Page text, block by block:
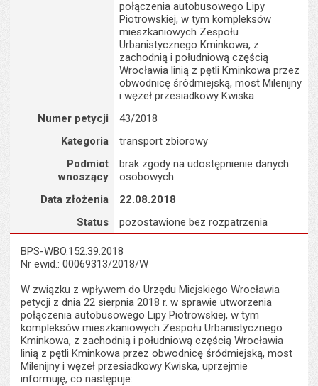
połączenia autobusowego Lipy
Piotrowskiej, w tym kompleksów
mieszkaniowych Zespołu
Urbanistycznego Kminkowa, z
zachodnią i południową częścią
Wrocławia linią z pętli Kminkowa przez
obwodnicę śródmiejską, most Milenijny
i węzeł przesiadkowy Kwiska
Numer petycji
43/2018
Kategoria
transport zbiorowy
Podmiot
wnoszący
brak zgody na udostępnienie danych
osobowych
Data złożenia
22.08.2018
Status
pozostawione bez rozpatrzenia
BPS-WBO.152.39.2018
Nr ewid.: 00069313/2018/W
W związku z wpływem do Urzędu Miejskiego Wrocławia
petycji z dnia 22 sierpnia 2018 r. w sprawie utworzenia
połączenia autobusowego Lipy Piotrowskiej, w tym
kompleksów mieszkaniowych Zespołu Urbanistycznego
Kminkowa, z zachodnią i południową częścią Wrocławia
linią z pętli Kminkowa przez obwodnicę śródmiejską, most
Milenijny i węzeł przesiadkowy Kwiska, uprzejmie
informuję, co następuje: